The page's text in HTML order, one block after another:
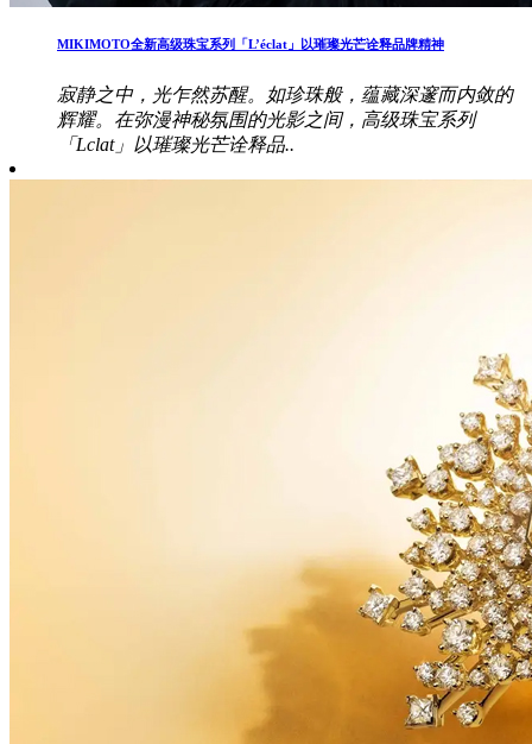
MIKIMOTO全新高级珠宝系列「L’éclat」以璀璨光芒诠释品牌精神
寂静之中，光乍然苏醒。如珍珠般，蕴藏深邃而内敛的
辉耀。在弥漫神秘氛围的光影之间，高级珠宝系列
「Lclat」以璀璨光芒诠释品..